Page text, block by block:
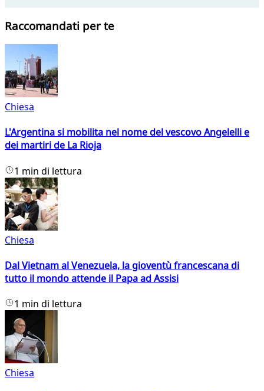
Raccomandati per te
Chiesa
L'Argentina si mobilita nel nome del vescovo Angelelli e
dei martiri de La Rioja
1 min di lettura
Chiesa
Dal Vietnam al Venezuela, la gioventù francescana di
tutto il mondo attende il Papa ad Assisi
1 min di lettura
Chiesa